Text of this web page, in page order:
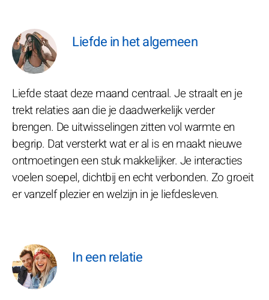
Liefde in het algemeen
Liefde staat deze maand centraal. Je straalt en je
trekt relaties aan die je daadwerkelijk verder
brengen. De uitwisselingen zitten vol warmte en
begrip. Dat versterkt wat er al is en maakt nieuwe
ontmoetingen een stuk makkelijker. Je interacties
voelen soepel, dichtbij en echt verbonden. Zo groeit
er vanzelf plezier en welzijn in je liefdesleven.
In een relatie